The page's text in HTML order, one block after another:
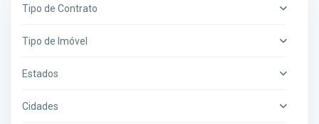
Tipo de Contrato
Tipo de Imóvel
Estados
Cidades